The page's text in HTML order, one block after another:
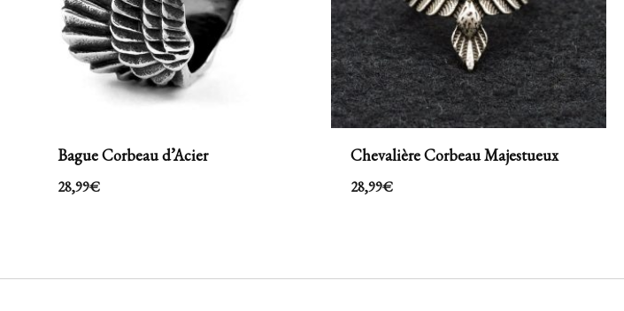
Bague Corbeau d’Acier
28,99€
Chevalière Corbeau Majestueux
28,99€